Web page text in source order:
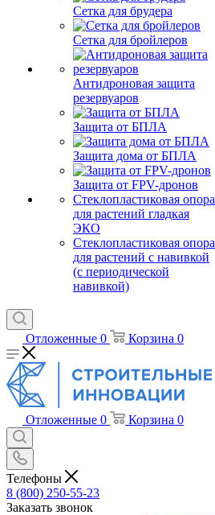
Сетка для брудера
Сетка для бройлеров
Антидроновая защита
резервуаров
Защита от БПЛА
Защита дома от БПЛА
Защита от FPV-дронов
Стеклопластиковая опора
для растений гладкая
ЭКО
Стеклопластиковая опора
для растений с навивкой
(с периодической
навивкой)
Отложенные 0 Корзина 0
Отложенные 0 Корзина 0
Телефоны
8 (800) 250-55-23
Заказать звонок